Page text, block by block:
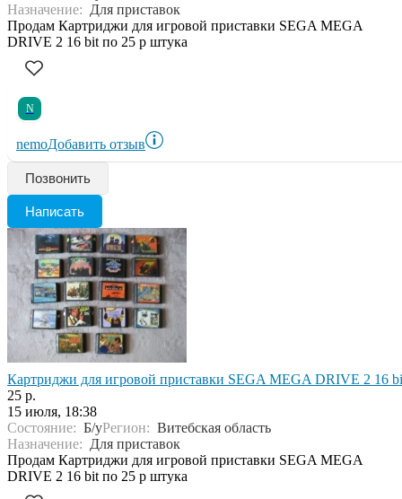
Назначение: Для приставок
Продам Картриджи для игровой приставки SEGA MEGA
DRIVE 2 16 bit по 25 р штука
N
nemoДобавить отзыв
Позвонить
Написать
Картриджи для игровой приставки SEGA MEGA DRIVE 2 16
25 р.
15 июля, 18:38
Состояние: Б/уРегион: Витебская область
Назначение: Для приставок
Продам Картриджи для игровой приставки SEGA MEGA
DRIVE 2 16 bit по 25 р штука